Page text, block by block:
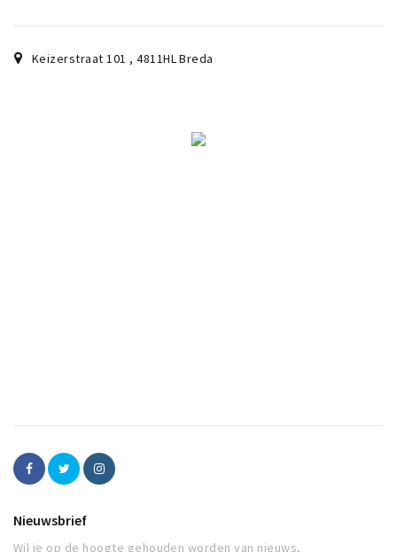
Keizerstraat 101 ,4811HLBreda
Nieuwsbrief
Wil je op de hoogte gehouden worden van nieuws,